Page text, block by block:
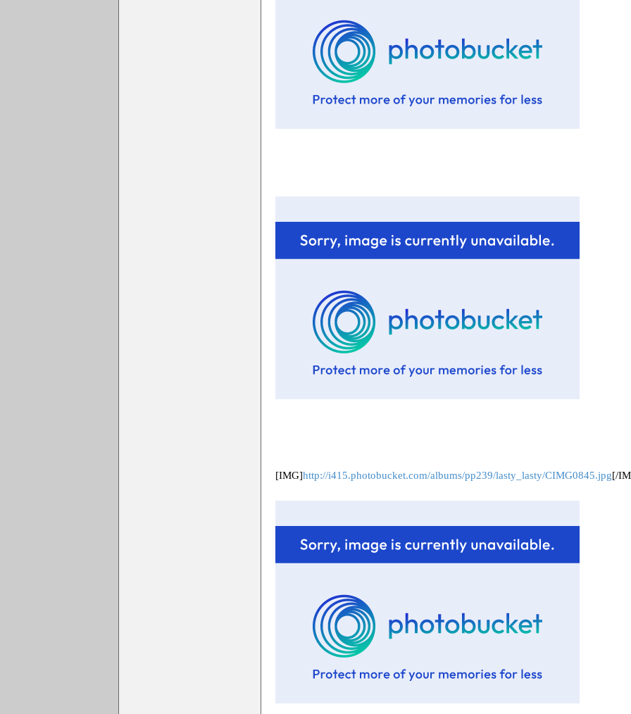
[IMG]http://i415.photobucket.com/albums/pp239/lasty_lasty/CIMG0845.jpg[/